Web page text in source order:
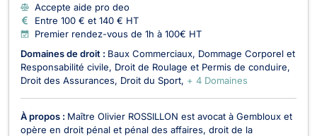
Accepte aide pro deo
Entre 100 € et 140 € HT
Premier rendez-vous de 1h à 100€ HT
Domaines de droit : Baux Commerciaux Dommage Corporel et
Responsabilité civile
Droit de Roulage et Permis de conduire
Droit des Assurances Droit du Sport + 4 Domaines
À propos : Maître Olivier ROSSILLON est avocat à Gembloux et
opère en droit pénal et pénal des affaires, droit de la